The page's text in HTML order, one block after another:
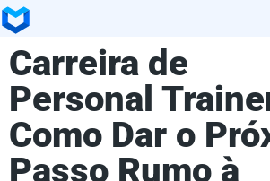
Carreira de
Personal
Como Dar o
Passo Rumo à